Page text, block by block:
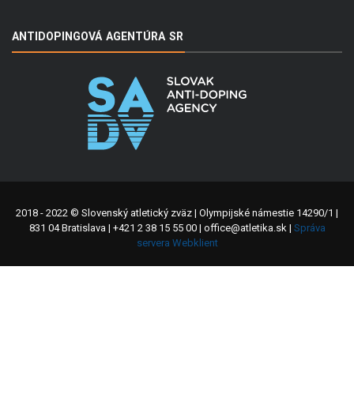
ANTIDOPINGOVÁ AGENTÚRA SR
2018 - 2022 © Slovenský atletický zväz | Olympijské námestie 14290/1 |
831 04 Bratislava | +421 2 38 15 55 00 | office@atletika.sk | Správa
servera Webklient